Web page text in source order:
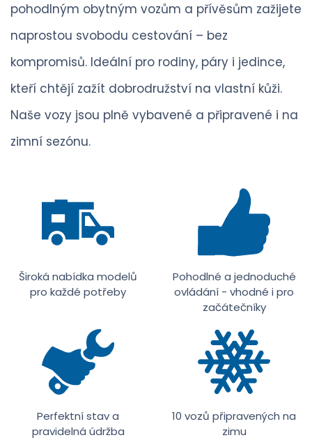
pohodlným obytným vozům a přívěsům zažijete
naprostou svobodu cestování – bez
kompromisů. Ideální pro rodiny, páry i jedince,
kteří chtějí zažít dobrodružství na vlastní kůži.
Naše vozy jsou plně vybavené a připravené i na
zimní sezónu.
Široká nabídka modelů
pro každé potřeby
Pohodlné a jednoduché
ovládání - vhodné i pro
začátečníky
Perfektní stav a
pravidelná údržba
10 vozů připravených na
zimu